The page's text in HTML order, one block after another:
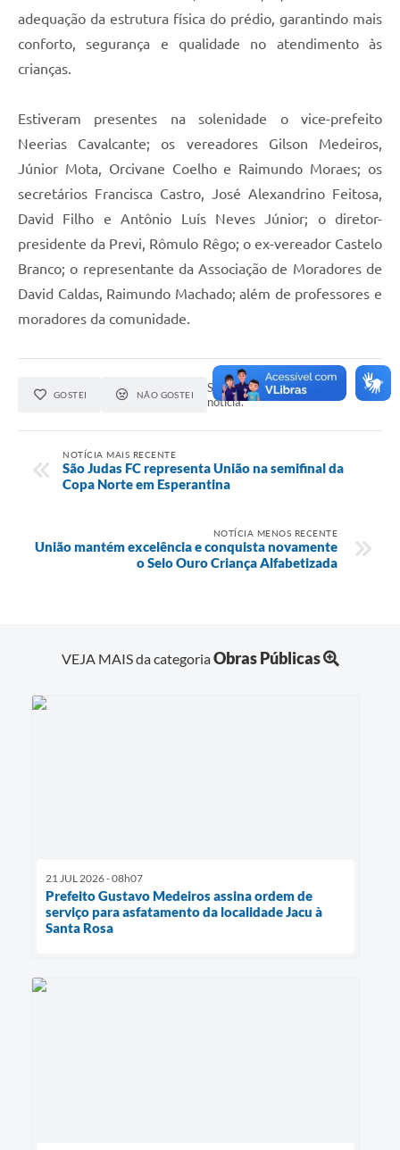
adequação da estrutura física do prédio, garantindo mais
conforto, segurança e qualidade no atendimento às
crianças.
Estiveram presentes na solenidade o vice-prefeito
Neerias Cavalcante; os vereadores Gilson Medeiros,
Júnior Mota, Orcivane Coelho e Raimundo Moraes; os
secretários Francisca Castro, José Alexandrino Feitosa,
David Filho e Antônio Luís Neves Júnior; o diretor-
presidente da Previ, Rômulo Rêgo; o ex-vereador Castelo
Branco; o representante da Associação de Moradores de
David Caldas, Raimundo Machado; além de professores e
moradores da comunidade.
GOSTEI NÃO GOSTEI
Seja o primeiro a curtir esta
notícia.
NOTÍCIA MAIS RECENTE
São Judas FC representa União na semifinal da
Copa Norte em Esperantina
NOTÍCIA MENOS RECENTE
União mantém excelência e conquista novamente
o Selo Ouro Criança Alfabetizada
VEJA MAIS da categoriaObras Públicas
21 JUL 2026 - 08h07
Prefeito Gustavo Medeiros assina ordem de
serviço para asfatamento da localidade Jacu à
Santa Rosa